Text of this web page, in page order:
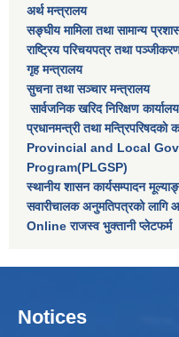
अर्थ मन्त्रालय
सङ्घीय मामिला तथा सामान्य
राष्‍ट्रिय परिचयपत्र तथा
गृह मन्त्रालय
सुचना तथा सञ्चार मन्त्रालय
सार्वजनिक खरिद निरिक्षण कार्यालय
प्रधानमन्त्री तथा मन्त्रिपरिषदकाे
Provincial and Local
Program(PLGSP)
स्थानीय शासन कार्यसम्पादन
सवारीचालक अनुमतिपत्रको लागि
Online राजस्व भुक्तानी प्लेटफर्म
Notices